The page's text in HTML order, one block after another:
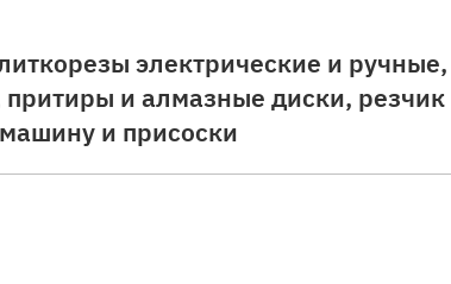
электрические и ручные,
и алмазные диски,
и присоски